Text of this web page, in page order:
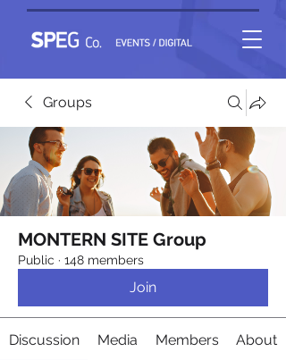
Groups
MONTERN SITE Group
Public · 148 members
Join
Discussion Media Members About